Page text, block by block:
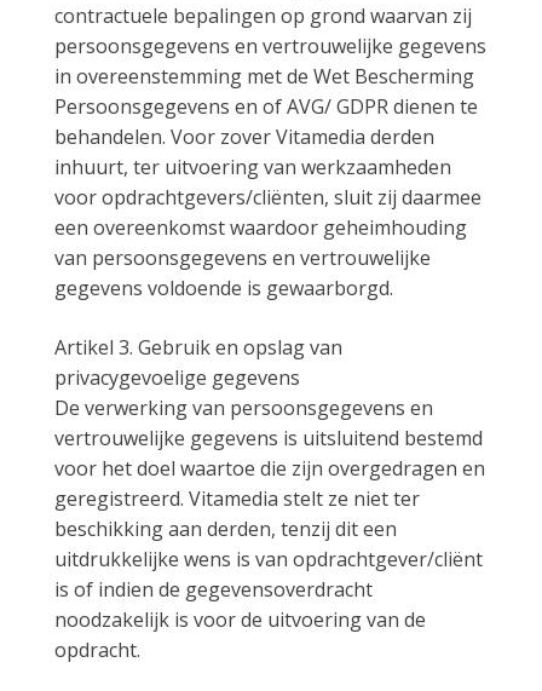
contractuele bepalingen op grond waarvan zij
persoonsgegevens en vertrouwelijke gegevens
in overeenstemming met de Wet Bescherming
Persoonsgegevens en of AVG/ GDPR dienen te
behandelen. Voor zover Vitamedia derden
inhuurt, ter uitvoering van werkzaamheden
voor opdrachtgevers/cliënten, sluit zij daarmee
een overeenkomst waardoor geheimhouding
van persoonsgegevens en vertrouwelijke
gegevens voldoende is gewaarborgd.
Artikel 3. Gebruik en opslag van
privacygevoelige gegevens
De verwerking van persoonsgegevens en
vertrouwelijke gegevens is uitsluitend bestemd
voor het doel waartoe die zijn overgedragen en
geregistreerd. Vitamedia stelt ze niet ter
beschikking aan derden, tenzij dit een
uitdrukkelijke wens is van opdrachtgever/cliënt
is of indien de gegevensoverdracht
noodzakelijk is voor de uitvoering van de
opdracht.